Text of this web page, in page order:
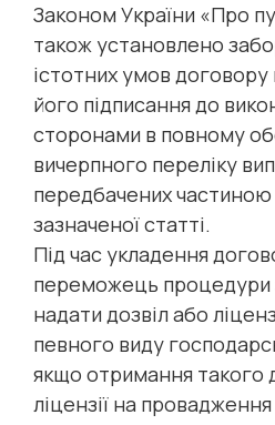
Законом України «Про
також установлено
істотних умов договору
його підписання до
сторонами в повному
вичерпного переліку
передбачених
зазначеної статті.
Під час укладення
переможець процедури
надати дозвіл або
певного виду
якщо отримання такого
ліцензії на